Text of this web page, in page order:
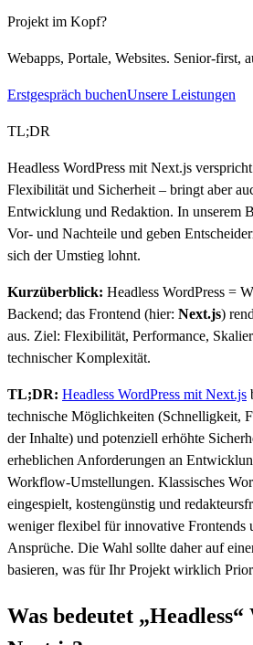
Projekt im Kopf?
Webapps, Portale, Websites. Senior-first,
Erstgespräch buchenUnsere Leistungen
TL;DR
Headless WordPress mit Next.js
Flexibilität und Sicherheit – bringt aber
Entwicklung und Redaktion. In unserem
Vor- und Nachteile und geben
sich der Umstieg lohnt.
Kurzüberblick: Headless WordPress =
Backend; das Frontend (hier: Next.js)
aus. Ziel: Flexibilität, Performance,
technischer Komplexität.
TL;DR: Headless WordPress mit Next.js
technische Möglichkeiten (Schnelligkeit,
der Inhalte) und potenziell erhöhte
erheblichen Anforderungen an
Workflow-Umstellungen. Klassisches
eingespielt, kostengünstig und
weniger flexibel für innovative Frontends
Ansprüche. Die Wahl sollte daher auf
basieren, was für Ihr Projekt wirklich
Was bedeutet